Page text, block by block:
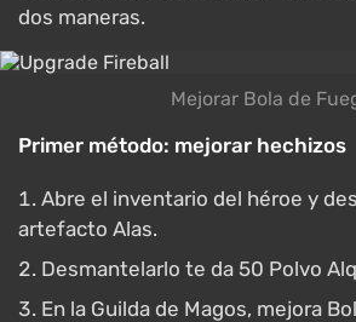
dos maneras.
Mejorar Bola de
Primer método: mejorar hechizos
Abre el inventario del héroe y
artefacto Alas.
Desmantelarlo te da 50 Polvo
En la Guilda de Magos, mejora